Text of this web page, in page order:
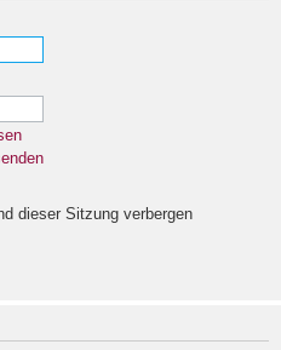
dieser Sitzung verbergen